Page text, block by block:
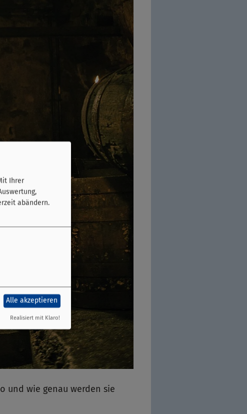
und wie genau werden sie
Ihrer
abändern.
Alle akzeptieren
Realisiert mit Klaro!